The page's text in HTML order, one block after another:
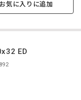
お気に入りに追加
ED